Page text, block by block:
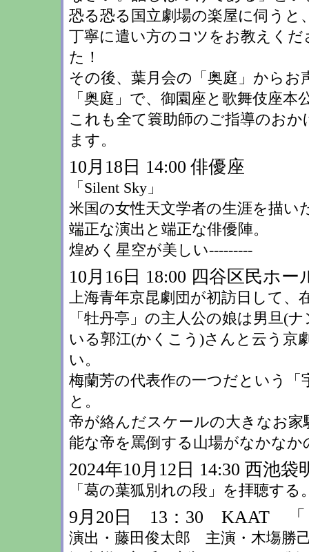
恐る恐る国立劇場の楽屋に伺う
丁寧に遣い方のコツをお教えく
た！
その後、葉月会の「奥庭」から
「奥庭」で、御園座と歌舞伎座
これも全て簑助師のご指導のお
ます。
10月18日 14:00 俳優座
「Silent Sky」
米国の女性天文学者の生涯を描い
端正な演出と端正な俳優陣。
煌めく星空が美しい---------
10月16日 18:00 四谷区民ホ
上海青年京昆劇団が初訪日して、
「牡丹亭」の主人公の娘は男旦(
いる郭江(かくこう)さんと云う京
い。
梅蘭芳の代表作の一つだという「
と。
帝が絡んだスケールの大きなお
能な帝を罵倒する山場がなかなか
2024年10月12日 14:30 西池
「葛の葉狐別れの段」を拝聴す
9月20日 13：30 KAAT 「
演出・藤田俊太郎 主演・木塲勝